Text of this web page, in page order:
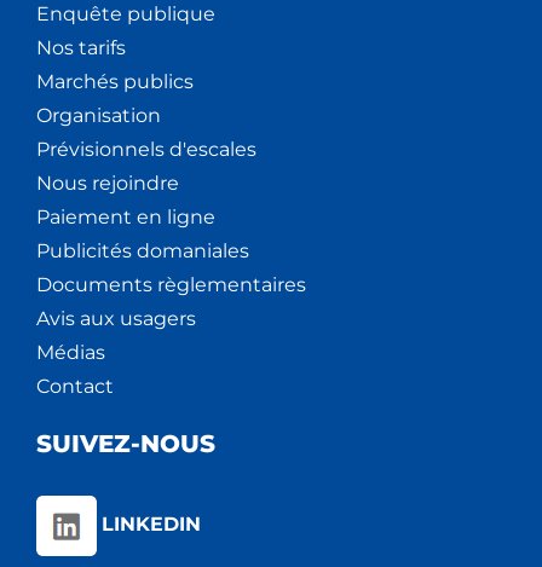
Enquête publique
Nos tarifs
Marchés publics
Organisation
Prévisionnels d'escales
Nous rejoindre
Paiement en ligne
Publicités domaniales
Documents règlementaires
Avis aux usagers
Médias
Contact
SUIVEZ-NOUS
LINKEDIN